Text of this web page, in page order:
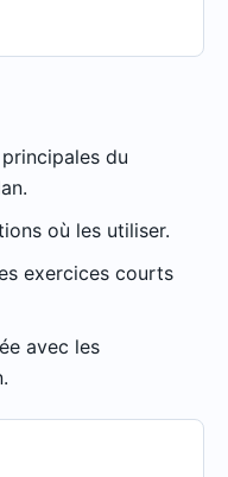
du
où les utiliser.
exercices courts
avec les